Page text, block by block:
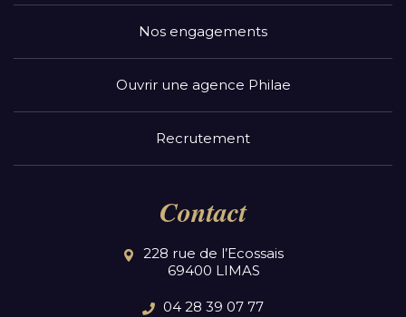
Nos engagements
Ouvrir une agence Philae
Recrutement
Contact
228 rue de l’Ecossais
69400 LIMAS
04 28 39 07 77